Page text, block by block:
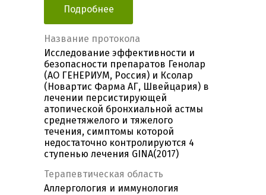
Подробнее
Название протокола
Исследование эффективности и
безопасности препаратов Генолар
(АО ГЕНЕРИУМ, Россия) и Ксолар
(Новартис Фарма АГ, Швейцария) в
лечении персистирующей
атопической бронхиальной астмы
среднетяжелого и тяжелого
течения, симптомы которой
недостаточно контролируются 4
ступенью лечения GINA(2017)
Терапевтическая область
Аллергология и иммунология